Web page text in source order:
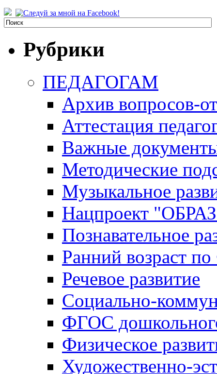
Рубрики
ПЕДАГОГАМ
Архив вопросов-
Аттестация
Важные
Методические
Музыкальное
Нацпроект
Познавательное
Ранний возраст
Речевое развитие
Социально-
ФГОС
Физическое
Художественно-